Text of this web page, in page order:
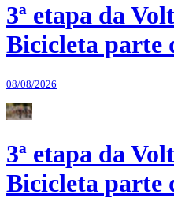
3ª etapa da
Bicicleta parte
08/08/2026
3ª etapa da
Bicicleta parte